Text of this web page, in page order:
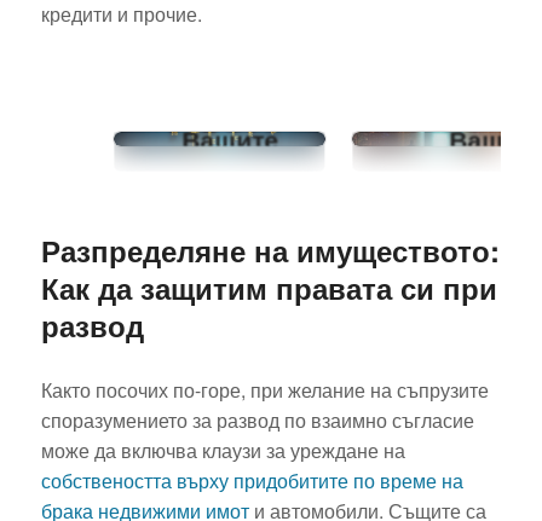
кредити и прочие.
Задържане
Вашите
права и
стъпки
и
Разпределяне на имуществото:
Как да защитим правата си при
развод
Както посочих по-горе, при желание на съпрузите
споразумението за развод по взаимно съгласие
може да включва клаузи за уреждане на
собствеността върху придобитите по време на
брака недвижими имоти автомобили. Същите са